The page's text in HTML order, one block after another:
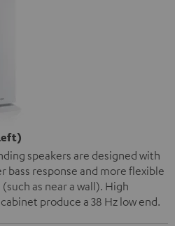
speakers are designed with
bass response and more flexible
as near a wall). High
produce a 38 Hz low end.